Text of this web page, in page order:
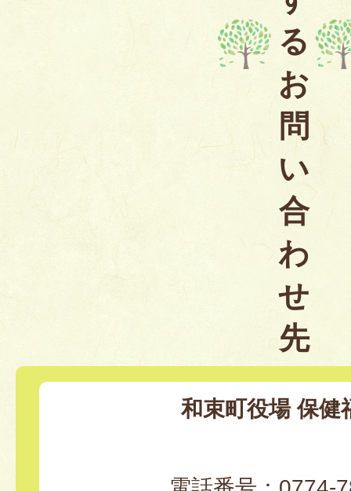
る
お
問
い
合
わ
せ
先
和束町役場 保健